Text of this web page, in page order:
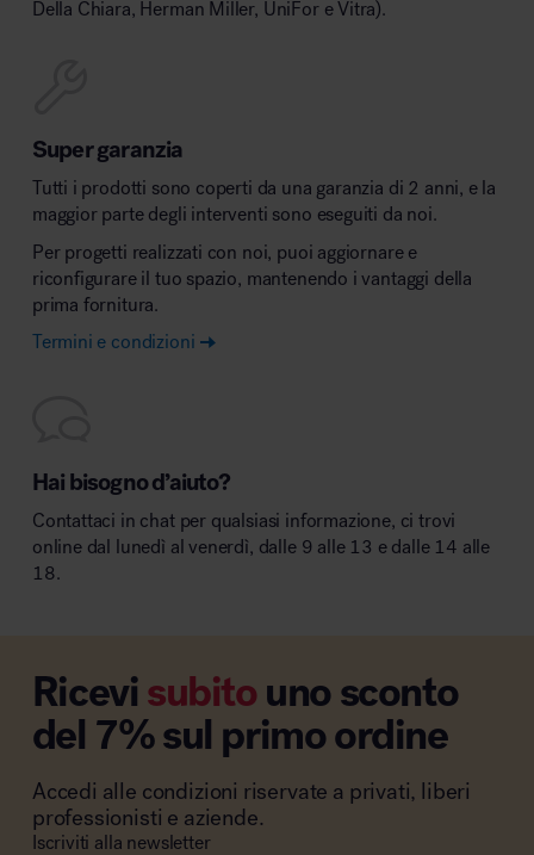
Della Chiara, Herman Miller, UniFor e Vitra).
Super garanzia
Tutti i prodotti sono coperti da una garanzia di 2 anni, e la
maggior parte degli interventi sono eseguiti da noi.
Per progetti realizzati con noi, puoi aggiornare e
riconfigurare il tuo spazio, mantenendo i vantaggi della
prima fornitura.
Termini e condizioni
Hai bisogno d’aiuto?
Contattaci in chat per qualsiasi informazione, ci trovi
online dal lunedì al venerdì, dalle 9 alle 13 e dalle 14 alle
18.
Ricevisubitouno sconto
del 7% sul primo ordine
Accedi alle condizioni riservate a privati, liberi
professionisti e aziende.
Iscriviti alla newsletter